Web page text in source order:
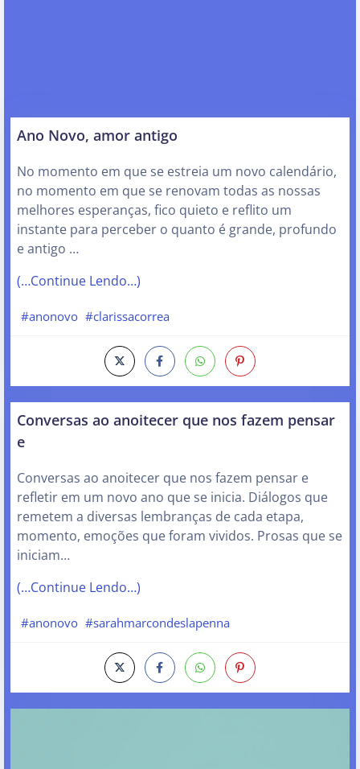
Ano Novo, amor antigo
No momento em que se estreia um novo calendário,
no momento em que se renovam todas as nossas
melhores esperanças, fico quieto e reflito um
instante para perceber o quanto é grande, profundo
e antigo …
(…Continue Lendo…)
#anonovo #clarissacorrea
Conversas ao anoitecer que nos fazem pensar
e
Conversas ao anoitecer que nos fazem pensar e
refletir em um novo ano que se inicia. Diálogos que
remetem a diversas lembranças de cada etapa,
momento, emoções que foram vividos. Prosas que se
iniciam…
(…Continue Lendo…)
#anonovo #sarahmarcondeslapenna